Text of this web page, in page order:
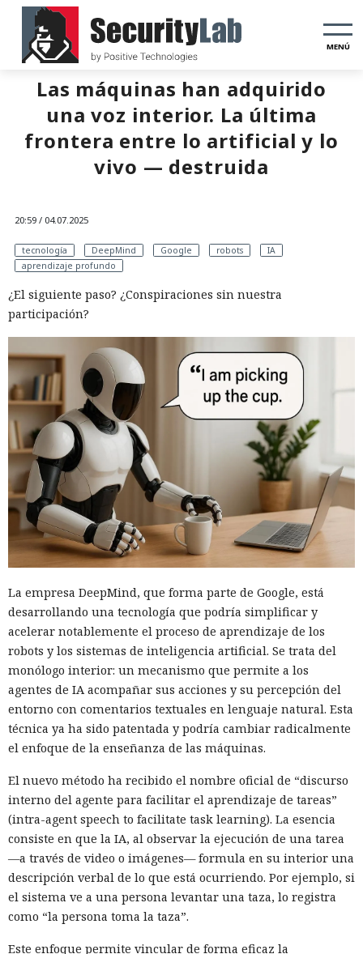
MENÚ
Las máquinas han adquirido
una voz interior. La última
frontera entre lo artificial y lo
vivo — destruida
20:59 / 04.07.2025
tecnología DeepMind Google robots
IA
aprendizaje profundo
¿El siguiente paso? ¿Conspiraciones sin nuestra
participación?
La empresa DeepMind, que forma parte de Google, está
desarrollando una tecnología que podría simplificar y
acelerar notablemente el proceso de aprendizaje de los
robots y los sistemas de inteligencia artificial. Se trata del
monólogo interior: un mecanismo que permite a los
agentes de IA acompañar sus acciones y su percepción del
entorno con comentarios textuales en lenguaje natural. Esta
técnica ya ha sido patentada y podría cambiar radicalmente
el enfoque de la enseñanza de las máquinas.
El nuevo método ha recibido el nombre oficial de “discurso
interno del agente para facilitar el aprendizaje de tareas”
(intra-agent speech to facilitate task learning). La esencia
consiste en que la IA, al observar la ejecución de una tarea
—a través de video o imágenes— formula en su interior una
descripción verbal de lo que está ocurriendo. Por ejemplo, si
el sistema ve a una persona levantar una taza, lo registra
como “la persona toma la taza”.
Este enfoque permite vincular de forma eficaz la